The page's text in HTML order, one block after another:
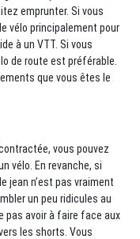
emprunter. Si vous
vélo principalement pour
à un VTT. Si vous
de route est préférable.
que vous êtes le
vous pouvez
vélo. En revanche, si
jean n’est pas vraiment
un peu ridicules au
pas avoir à faire face aux
les shorts. Vous